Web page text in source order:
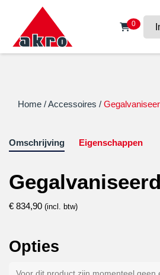
0
Home /Accessoires /
Omschrijving Eigenschappen
€ 834,90 (incl. btw)
Opties